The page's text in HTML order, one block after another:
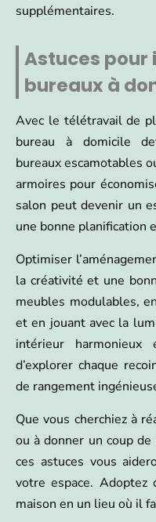
supplémentaires.
Astuces pour
bureaux à
Avec le télétravail de
bureau à domicile
bureaux escamotables
armoires pour
salon peut devenir un
une bonne planification
Optimiser
la créativité et une
meubles modulables,
et en jouant avec la
intérieur harmonieux
d’explorer chaque
de rangement
Que vous cherchiez à
ou à donner un coup
ces astuces vous
votre espace.
maison en un lieu où il